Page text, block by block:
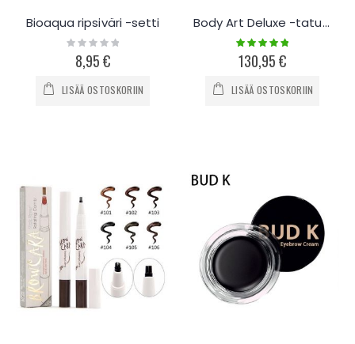
Bioaqua ripsiväri -setti
Rating:
0%8,95 €
LISÄÄ OSTOSKORIIN
Body Art Deluxe -tatuointisetti
Rating:
100%
130,95 €
LISÄÄ OSTOSKORIIN